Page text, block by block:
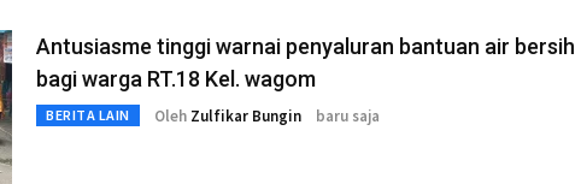
Antusiasme tinggi warnai penyaluran bantuan air bersih
bagi warga RT.18 Kel. wagom
BERITA LAIN Oleh Zulfikar Bungin baru saja